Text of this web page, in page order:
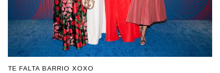
TE FALTA BARRIO XOXO